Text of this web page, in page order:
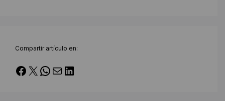
Compartir artículo en:
Facebook
X WhatsApp
Correo electrónico
LinkedIn